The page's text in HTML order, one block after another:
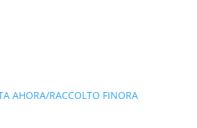
AHORA/RACCOLTO FINORA